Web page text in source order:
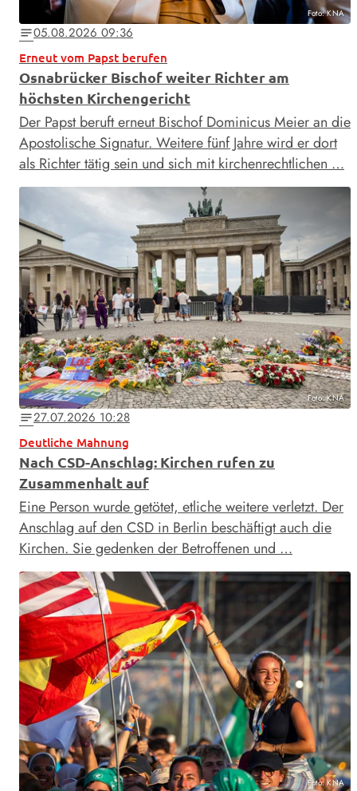
Foto: KNA
notes05.08.2026 09:36
Erneut vom Papst berufen
Osnabrücker Bischof weiter Richter am
höchsten Kirchengericht
Der Papst beruft erneut Bischof Dominicus Meier an die
Apostolische Signatur. Weitere fünf Jahre wird er dort
als Richter tätig sein und sich mit kirchenrechtlichen …
Foto: KNA
notes27.07.2026 10:28
Deutliche Mahnung
Nach CSD-Anschlag: Kirchen rufen zu
Zusammenhalt auf
Eine Person wurde getötet, etliche weitere verletzt. Der
Anschlag auf den CSD in Berlin beschäftigt auch die
Kirchen. Sie gedenken der Betroffenen und …
Foto: KNA